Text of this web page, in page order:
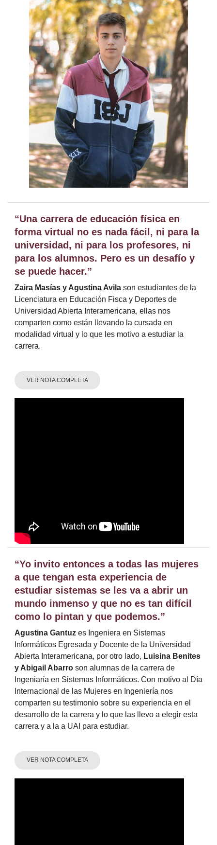
“Una carrera de educación física en
forma virtual no es nada fácil, ni para la
universidad, ni para los profesores, ni
para los alumnos. Pero es un desafío y
se puede hacer.”
Zaira Masías y Agustina Avila son estudiantes de la
Licenciatura en Educación Fisca y Deportes de
Universidad Abierta Interamericana, ellas nos
comparten como están llevando la cursada en
modalidad virtual y lo que les motivo a estudiar la
carrera.
VER NOTA COMPLETA
“Yo invito entonces a todas las mujeres
a que tengan esta experiencia de
estudiar sistemas se les va a abrir un
mundo inmenso y que no es tan difícil
como lo pintan y que podemos.”
Agustina Gantuz es Ingeniera en Sistemas
Informáticos Egresada y Docente de la Universidad
Abierta Interamericana, por otro lado, Luisina Benites
y Abigail Abarro son alumnas de la carrera de
Ingeniaría en Sistemas Informáticos. Con motivo al Día
Internacional de las Mujeres en Ingeniería nos
comparten su testimonio sobre su experiencia en el
desarrollo de la carrera y lo que las llevo a elegir esta
carrera y a la a UAI para estudiar.
VER NOTA COMPLETA